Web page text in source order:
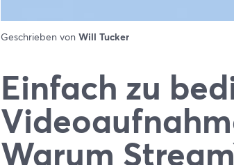
Geschrieben von Will Tucker
Einfach zu
Warum